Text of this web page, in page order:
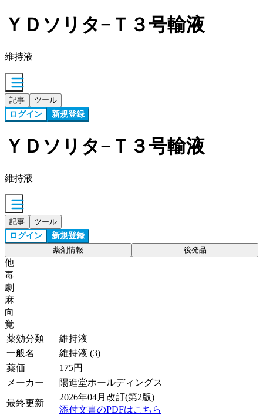
ＹＤソリタ−Ｔ３号輸液
維持液
記事 ツール
ログイン 新規登録
ＹＤソリタ−Ｔ３号輸液
維持液
記事 ツール
ログイン 新規登録
薬剤情報 後発品
他
毒
劇
麻
向
覚
薬効分類
維持液
一般名
維持液 (3)
薬価
175円
メーカー
陽進堂ホールディングス
最終更新
2026年04月改訂(第2版)
添付文書のPDFはこちら